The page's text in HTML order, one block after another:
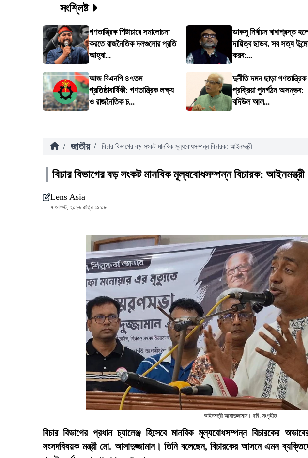
সংশ্লিষ্ট
গণতান্ত্রিক শিষ্টাচারে সমালোচনা
করতে রাজনৈতিক দলগুলোর প্রতি
আহ্বা...
ডাকসু নির্বাচন বাধাগ্রস্ত হলে
দায়িত্ব ছাড়ব, সব সত্য
করব:...
আজ বিএনপি ৪৭তম
প্রতিষ্ঠাবার্ষিকী: গণতান্ত্রিক লক্ষ্য
ও রাজনৈতিক চ...
দুর্নীতি দমন ছাড়া গণতান্ত্রিক
প্রক্রিয়া পুনর্গঠন অসম্ভব:
বদিউল আল...
/ জাতীয় / বিচার বিভাগের বড় সংকট মানবিক মূল্যবোধসম্পন্ন বিচারক: আইনমন্ত্রী
বিচার বিভাগের বড় সংকট মানবিক মূল্যবোধসম্পন্ন বিচারক: আইনমন্ত্রী
Lens Asia
৭ আগস্ট, ২০২৬ রাত্রি ১১:০৮
আইনমন্ত্রী আসাদুজ্জামান। ছবি: সংগৃহীত
বিচার বিভাগের প্রধান চ্যালেঞ্জ হিসেবে মানবিক মূল্যবোধসম্পন্ন বিচারকের
সংসদবিষয়ক মন্ত্রী মো. আসাদুজ্জামান। তিনি বলেছেন, বিচারকের আসনে এমন